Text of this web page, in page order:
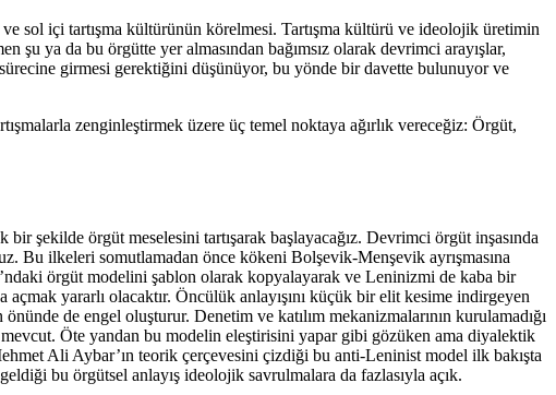
sol içi tartışma kültürünün körelmesi. Tartışma kültürü ve ideolojik üretimin
şu ya da bu örgütte yer almasından bağımsız olarak devrimci arayışlar,
girmesi gerektiğini düşünüyor, bu yönde bir davette bulunuyor ve
zenginleştirmek üzere üç temel noktaya ağırlık vereceğiz: Örgüt,
şekilde örgüt meselesini tartışarak başlayacağız. Devrimci örgüt inşasında
Bu ilkeleri somutlamadan önce kökeni Bolşevik-Menşevik ayrışmasına
örgüt modelini şablon olarak kopyalayarak ve Leninizmi de kaba bir
yararlı olacaktır. Öncülük anlayışını küçük bir elit kesime indirgeyen
de engel oluşturur. Denetim ve katılım mekanizmalarının kurulamadığı
Öte yandan bu modelin eleştirisini yapar gibi gözüken ama diyalektik
Ali Aybar’ın teorik çerçevesini çizdiği bu anti-Leninist model ilk bakışta
bu örgütsel anlayış ideolojik savrulmalara da fazlasıyla açık.